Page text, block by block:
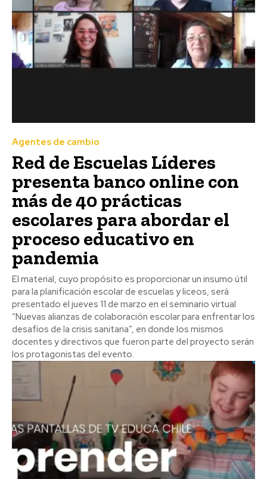
Agentes de cambio
Red de Escuelas Líderes
presenta banco online con
más de 40 prácticas
escolares para abordar el
proceso educativo en
pandemia
El material, cuyo propósito es proporcionar un insumo útil
para la planificación escolar de escuelas y liceos, será
presentado el jueves 11 de marzo en el seminario virtual
“Nuevas alianzas de colaboración escolar para enfrentar los
desafíos de la crisis sanitaria”, en donde los mismos
docentes y directivos que fueron parte del proyecto serán
los protagonistas del evento.